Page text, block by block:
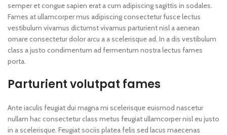
semper et congue sapien erat a cum adipiscing sagittis in sodales.
Fames at ullamcorper mus adipiscing consectetur fusce lectus
vestibulum vivamus dictumst vivamus parturient nisl a aenean
ornare consectetur dolor arcu a a scelerisque ad. In a dis vestibulum
class a justo condimentum ad fermentum nostra lectus fames
porta.
Parturient volutpat fames
Ante iaculis feugiat dui magna mi scelerisque euismod nascetur
nullam hac consectetur class metus feugiat ullamcorper nisl eu justo
in a scelerisque. Feugiat sociis platea felis sed lacus maecenas